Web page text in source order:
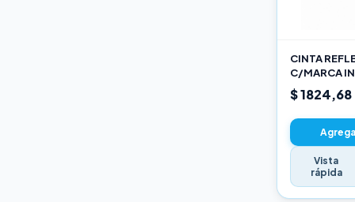
CINTA
C/MARCA
$ 1824,68
Vista
rápida